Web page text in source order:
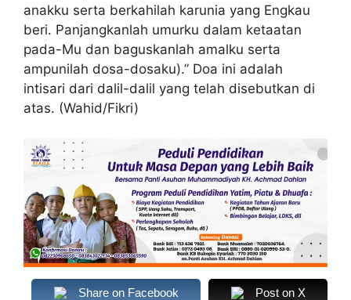
anakku serta berkahilah karunia yang Engkau
beri. Panjangkanlah umurku dalam ketaatan
pada-Mu dan baguskanlah amalku serta
ampunilah dosa-dosaku).” Doa ini adalah
intisari dari dalil-dalil yang telah disebutkan di
atas. (Wahid/Fikri)
Share on Facebook Post on X